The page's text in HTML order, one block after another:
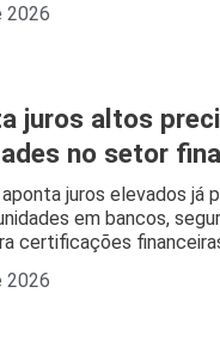
2026
juros altos
no setor
juros elevados já
em bancos,
certificações
2026